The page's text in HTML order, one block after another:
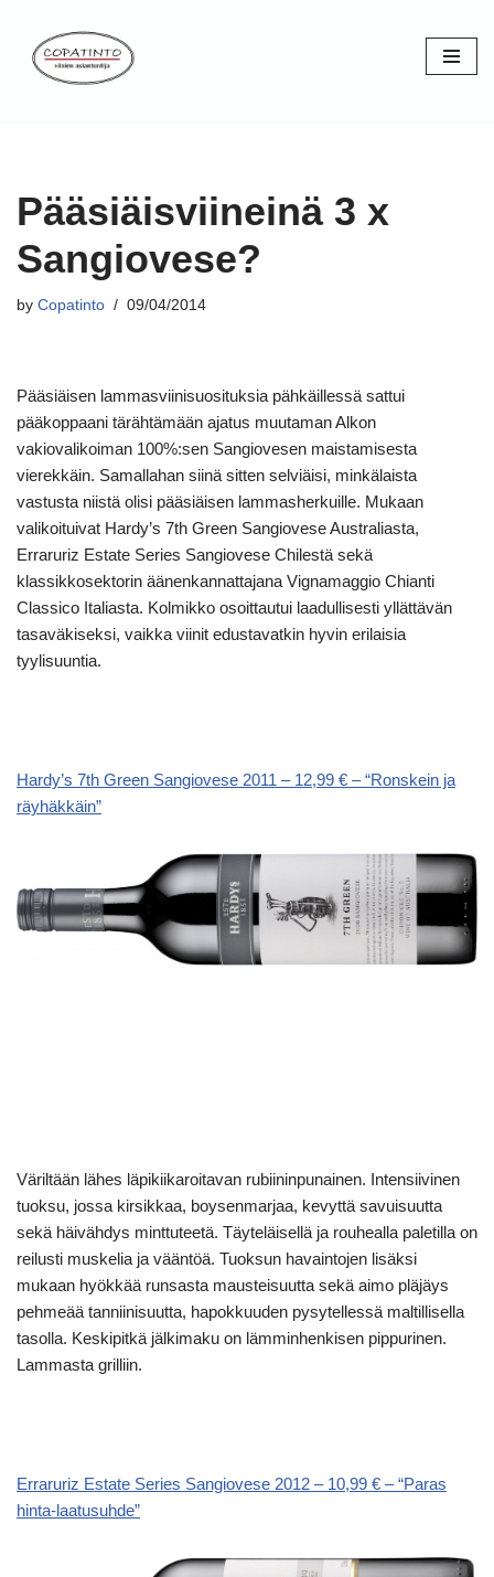
Skip
Pääsiäisviineinä 3 x
Sangiovese?
by Copatinto 09/04/2014
Pääsiäisen lammasviinisuosituksia pähkäillessä sattui
pääkoppaani tärähtämään ajatus muutaman Alkon
vakiovalikoiman 100%:sen Sangiovesen maistamisesta
vierekkäin. Samallahan siinä sitten selviäisi, minkälaista
vastusta niistä olisi pääsiäisen lammasherkuille. Mukaan
valikoituivat Hardy’s 7th Green Sangiovese Australiasta,
Erraruriz Estate Series Sangiovese Chilestä sekä
klassikkosektorin äänenkannattajana Vignamaggio Chianti
Classico Italiasta. Kolmikko osoittautui laadullisesti yllättävän
tasaväkiseksi, vaikka viinit edustavatkin hyvin erilaisia
tyylisuuntia.
Hardy’s 7th Green Sangiovese 2011 – 12,99 € – “Ronskein ja
räyhäkkäin”
Väriltään lähes läpikiikaroitavan rubiininpunainen. Intensiivinen
tuoksu, jossa kirsikkaa, boysenmarjaa, kevyttä savuisuutta
sekä häivähdys minttuteetä. Täyteläisellä ja rouhealla paletilla on
reilusti muskelia ja vääntöä. Tuoksun havaintojen lisäksi
mukaan hyökkää runsasta mausteisuutta sekä aimo pläjäys
pehmeää tanniinisuutta, hapokkuuden pysytellessä maltillisella
tasolla. Keskipitkä jälkimaku on lämminhenkisen pippurinen.
Lammasta grilliin.
Erraruriz Estate Series Sangiovese 2012 – 10,99 € – “Paras
hinta-laatusuhde”